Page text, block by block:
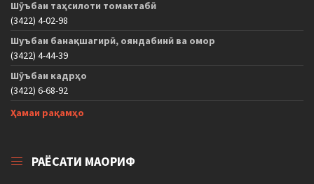
Шӯъбаи таҳсилоти томактабӣ
(3422) 4-02-98
Шуъбаи банақшагирӣ, ояндабинӣ ва омор
(3422) 4-44-39
Шӯъбаи кадрҳо
(3422) 6-68-92
Ҳамаи рақамҳо
РАЁСАТИ МАОРИФ